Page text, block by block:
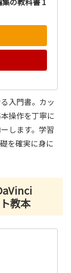
入門書。カッ
操作を丁寧に
します。学習
を確実に身に
教本